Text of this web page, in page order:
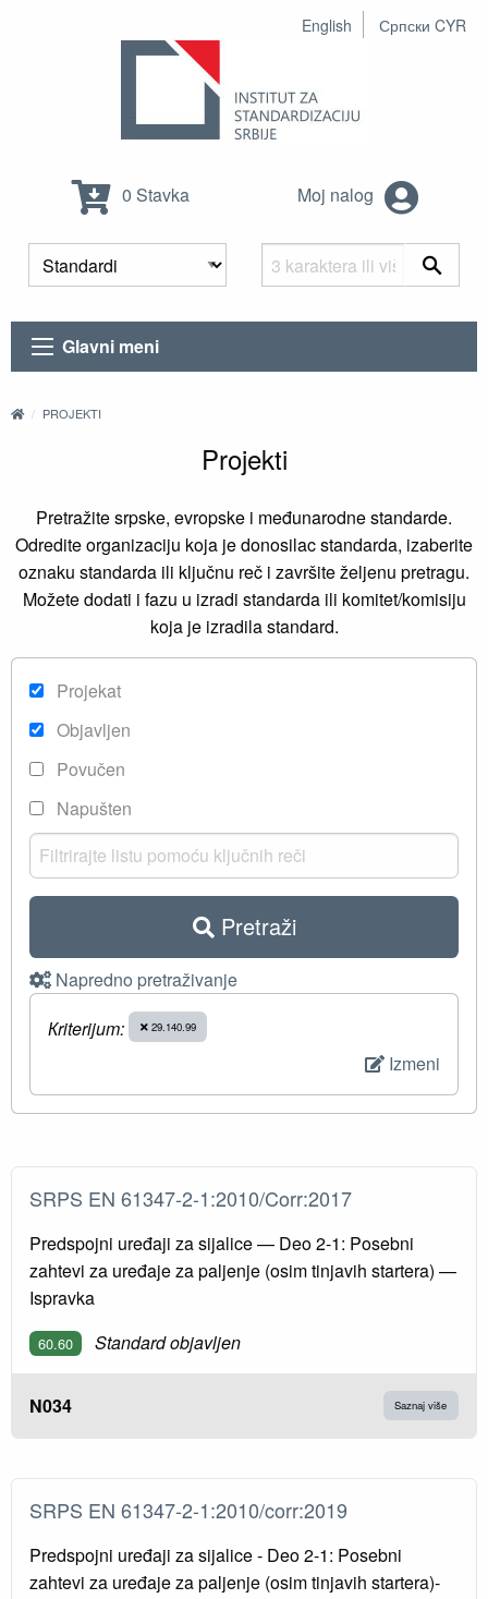
English Српски CYR
0 Stavka Moj nalog
Glavni meni
PROJEKTI
Projekti
Pretražite srpske, evropske i međunarodne standarde.
Odredite organizaciju koja je donosilac standarda, izaberite
oznaku standarda ili ključnu reč i završite željenu pretragu.
Možete dodati i fazu u izradi standarda ili komitet/komisiju
koja je izradila standard.
Projekat
Objavljen
Povučen
Napušten
Pretraži
Napredno pretraživanje
Кriterijum:
29.140.99
Izmeni
SRPS EN 61347-2-1:2010/Corr:2017
Predspojni uređaji za sijalice — Deo 2-1: Posebni
zahtevi za uređaje za paljenje (osim tinjavih startera) —
Ispravka
60.60 Standard objavljen
N034 Saznaj više
SRPS EN 61347-2-1:2010/corr:2019
Predspojni uređaji za sijalice - Deo 2-1: Posebni
zahtevi za uređaje za paljenje (osim tinjavih startera)-